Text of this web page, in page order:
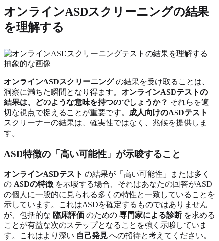
オンラインASDスクリーニングの結果
を理解する
オンラインASDスクリーニングの結果を受け取ることは、
洞察に満ちた瞬間となり得ます。 オンラインASDテストの
結果は、どのような意味を持つのでしょうか？ それらを適
切な視点で捉えることが重要です。 成人向けのASDテスト
スクリーナーの結果は、確実性ではなく、兆候を提供しま
す。
ASD特徴の「高い可能性」が示唆すること
オンラインASDテスト の結果が「高い可能性」または多く
の ASDの特徴 を示唆する場合、それはあなたの回答がASD
の個人に一般的に見られる多くの特性と一致していることを
示しています。これはASDを確定するものではありません
が、包括的な 臨床評価 のための 専門家による診断を求める
ことが有益な次のステップとなることを強く示唆していま
す。これはより深い 自己発見 への招待と考えてください。